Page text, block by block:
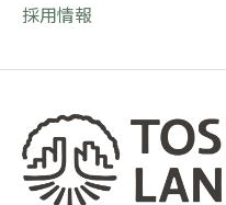
採用情報